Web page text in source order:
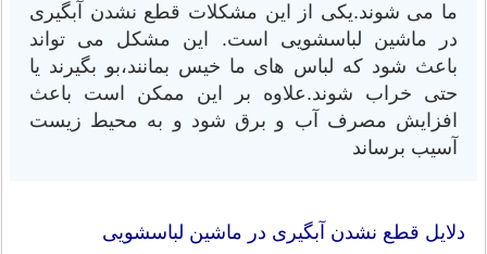
ما می شوند.یکی از این مشکلات قطع نشدن آبگیری
در ماشین لباسشویی است. این مشکل می تواند
باعث شود که لباس های ما خیس بمانند،بو بگیرند یا
حتی خراب شوند.علاوه بر این ممکن است باعث
افزایش مصرف آب و برق شود و به محیط زیست
آسیب برساند
دلایل قطع نشدن آبگیری در ماشین لباسشویی